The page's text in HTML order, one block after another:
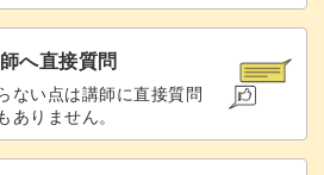
へ直接質問
ない点は講師に直接質問
りません。